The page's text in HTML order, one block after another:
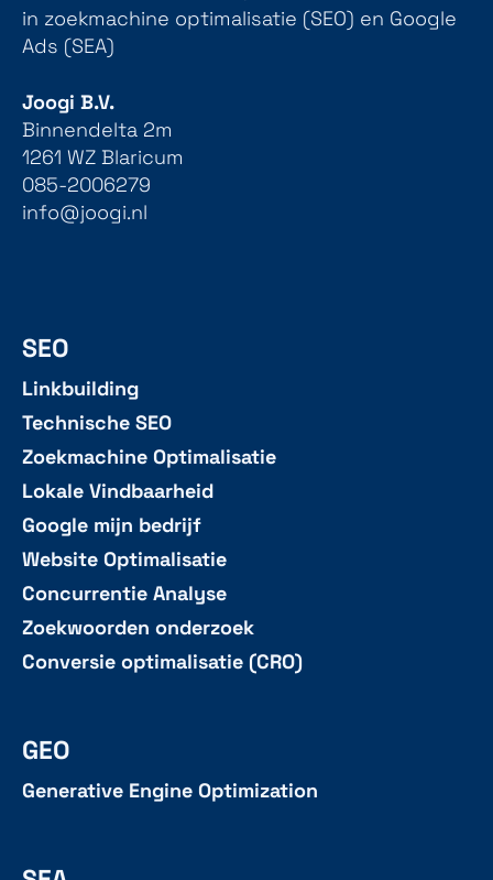
in zoekmachine optimalisatie (SEO) en Google
Ads (SEA)
Joogi B.V.
Binnendelta 2m
1261 WZ Blaricum
085-2006279
info@joogi.nl
SEO
Linkbuilding
Technische SEO
Zoekmachine Optimalisatie
Lokale Vindbaarheid
Google mijn bedrijf
Website Optimalisatie
Concurrentie Analyse
Zoekwoorden onderzoek
Conversie optimalisatie (CRO)
GEO
Generative Engine Optimization